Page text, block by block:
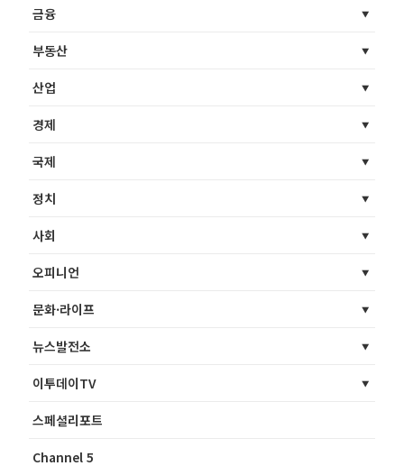
금융
부동산
산업
경제
국제
정치
사회
오피니언
문화·라이프
뉴스발전소
이투데이TV
스페셜리포트
Channel 5